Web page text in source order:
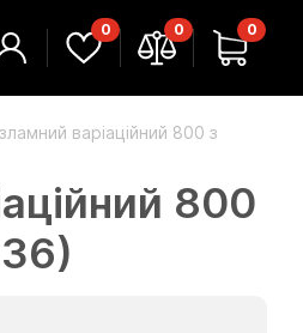
0 0 0
варіаційний 800 з
800